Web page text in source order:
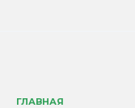
ГЛАВНАЯ